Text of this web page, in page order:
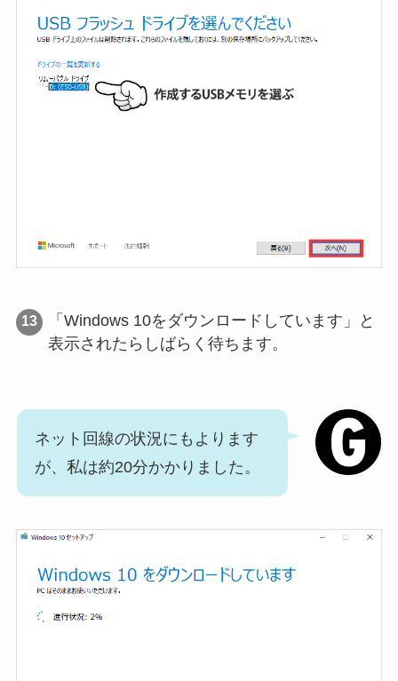
「Windows 10をダウンロードしています」と
表示されたらしばらく待ちます。
ネット回線の状況にもよります
が、私は約20分かかりました。